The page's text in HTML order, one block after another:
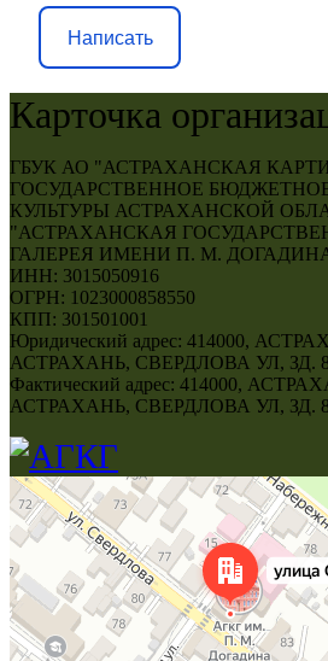
Написать
Карточка
ГБУК АО "АСТРАХАНСКАЯ
ГОСУДАРСТВЕННОЕ
КУЛЬТУРЫ АСТРАХАНСКОЙ
"АСТРАХАНСКАЯ
ГАЛЕРЕЯ ИМЕНИ П. М.
ИНН: 3015050916
ОГРН: 1023000858550
КПП: 301501001
Юридический адрес: 414000,
АСТРАХАНЬ, СВЕРДЛОВА УЛ, ЗД.
Фактический адрес: 414000,
АСТРАХАНЬ, СВЕРДЛОВА УЛ, ЗД.